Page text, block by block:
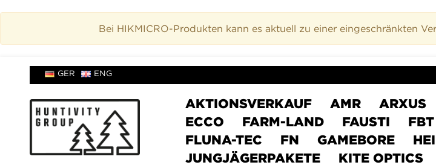
Bei HIKMICRO-Produkten kann es aktuell zu einer eingeschränkten
GER ENG
AKTIONSVERKAUF AMR ARXUS
ECCO
FARM-LAND FAUSTI
FLUNA-TEC
FN GAMEBORE
JUNGJÄGERPAKETE
KITE OPTICS